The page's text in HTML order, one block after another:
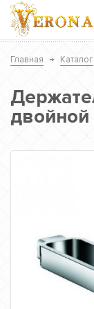
Главная → Каталог
двойной